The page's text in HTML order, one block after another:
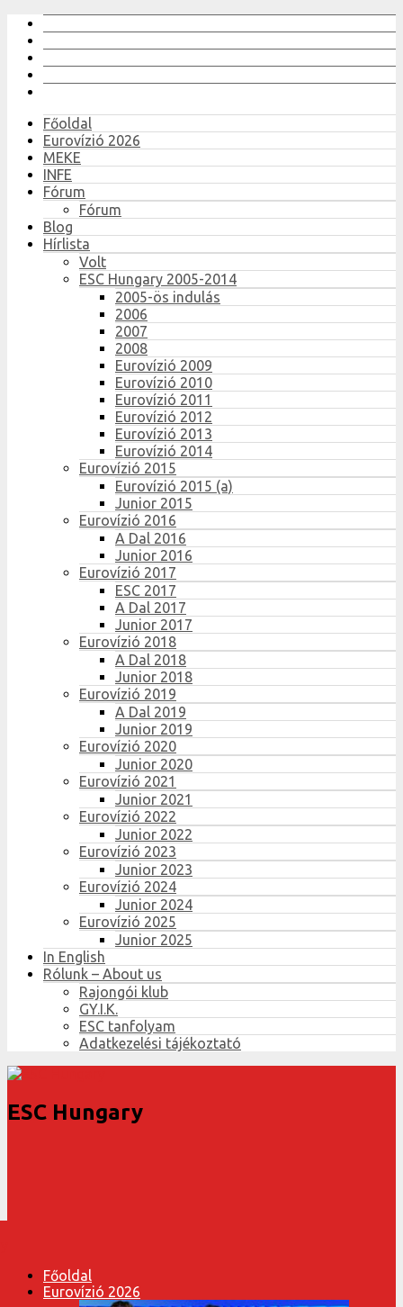
Főoldal
Eurovízió 2026
MEKE
INFE
Fórum
Fórum
Blog
Hírlista
Volt
ESC Hungary 2005-2014
2005-ös indulás
2006
2007
2008
Eurovízió 2009
Eurovízió 2010
Eurovízió 2011
Eurovízió 2012
Eurovízió 2013
Eurovízió 2014
Eurovízió 2015
Eurovízió 2015 (a)
Junior 2015
Eurovízió 2016
A Dal 2016
Junior 2016
Eurovízió 2017
ESC 2017
A Dal 2017
Junior 2017
Eurovízió 2018
A Dal 2018
Junior 2018
Eurovízió 2019
A Dal 2019
Junior 2019
Eurovízió 2020
Junior 2020
Eurovízió 2021
Junior 2021
Eurovízió 2022
Junior 2022
Eurovízió 2023
Junior 2023
Eurovízió 2024
Junior 2024
Eurovízió 2025
Junior 2025
In English
Rólunk – About us
Rajongói klub
GY.I.K.
ESC tanfolyam
Adatkezelési tájékoztató
ESC Hungary
Főoldal
Eurovízió 2026